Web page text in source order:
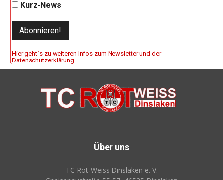
Kurz-News
Hier geht`s zu weiteren Infos zum Newsletter und der
Datenschutzerklärung
Über uns
TC Rot‑Weiss Dinslaken e. V.